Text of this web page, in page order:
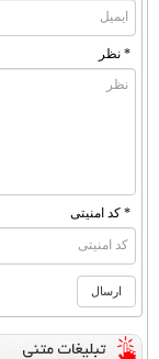
* نظر
* کد امنیتی